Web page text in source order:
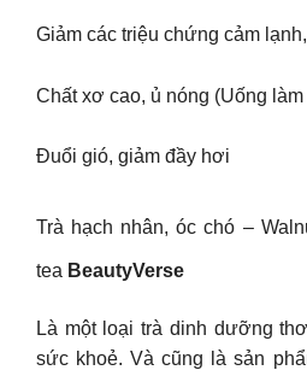
Giảm các triệu chứng cảm
Chất xơ cao, ủ nóng (Uống
Đuổi gió, giảm đầy hơi
Trà hạch nhân, óc chó –
tea BeautyVerse
Là một loại trà dinh dưỡng
sức khoẻ. Và cũng là sản